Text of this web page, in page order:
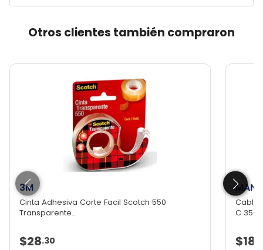
Otros clientes también compraron
3M
Cinta Adhesiva Corte Facil Scotch 550
Transparente...
$28.30
Cable
C
$182